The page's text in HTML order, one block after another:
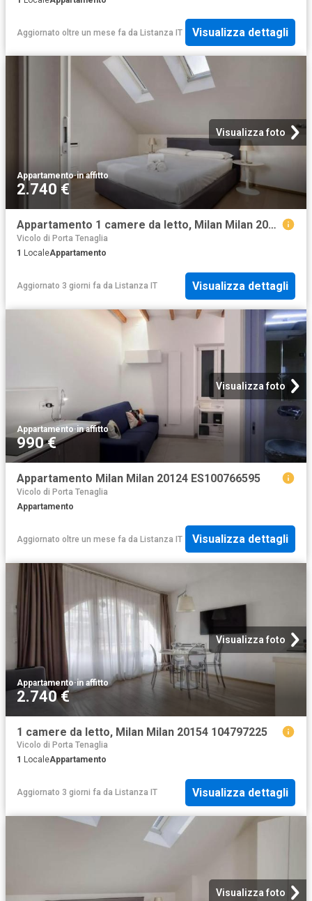
Aggiornato oltre un mese fa da Listanza IT Visualizza dettagli
Visualizza foto
Appartamento·in affitto
2.740 €
Appartamento 1 camere da letto, Milan Milan 20154 DS104797225
Vicolo di Porta Tenaglia
1 LocaleAppartamento
Aggiornato 3 giorni fa da Listanza IT Visualizza dettagli
Visualizza foto
Appartamento·in affitto
990 €
Appartamento Milan Milan 20124 ES100766595
Vicolo di Porta Tenaglia
Appartamento
Aggiornato oltre un mese fa da Listanza IT Visualizza dettagli
Visualizza foto
Appartamento·in affitto
2.740 €
1 camere da letto, Milan Milan 20154 104797225
Vicolo di Porta Tenaglia
1 LocaleAppartamento
Aggiornato 3 giorni fa da Listanza IT Visualizza dettagli
Visualizza foto